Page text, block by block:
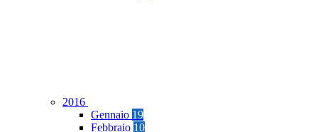
2016
Gennaio 19
Febbraio 10